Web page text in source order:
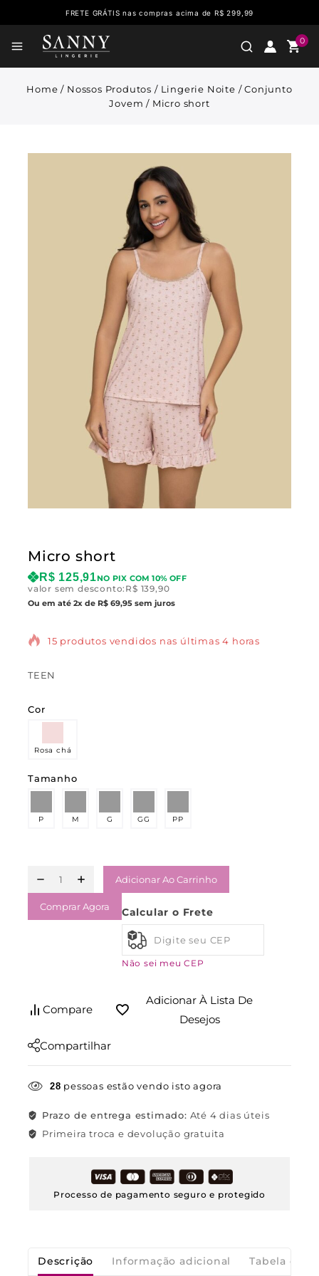
FRETE GRÁTIS nas compras acima de R$ 299,99
0
Home / Nossos Produtos / Lingerie Noite / Conjunto
Jovem / Micro short
Micro short
R$ 125,91NO PIX COM 10% OFF
valor sem desconto: R$ 139,90
Ou em até 2x de R$ 69,95 sem juros
15 produtos vendidos nas últimas 4 horas
TEEN
Cor
Rosa chá
Tamanho
P M G GG PP
Adicionar Ao Carrinho
Comprar Agora Calcular o Frete
Não sei meu CEP
Compare
Adicionar À Lista De
Desejos
Compartilhar
28 pessoas estão vendo isto agora
Prazo de entrega estimado: Até 4 dias úteis
Primeira troca e devolução gratuita
Processo de pagamento seguro e protegido
Descrição Informação adicional Tabela de